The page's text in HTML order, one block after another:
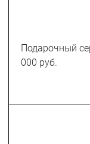
Подарочный
000 руб.